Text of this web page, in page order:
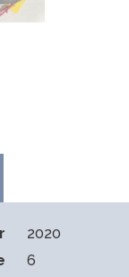
2020
6